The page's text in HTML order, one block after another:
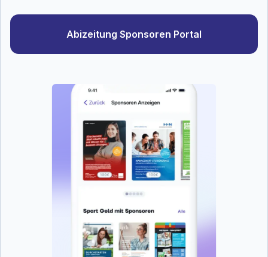
Abizeitung Sponsoren Portal